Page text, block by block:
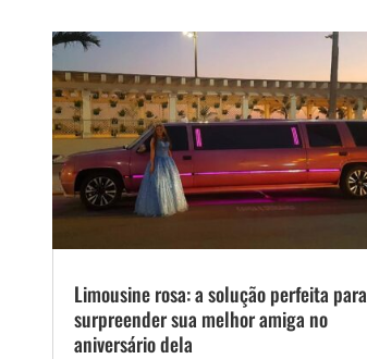
Limousine rosa: a solução perfeita para
surpreender sua melhor amiga no
aniversário dela